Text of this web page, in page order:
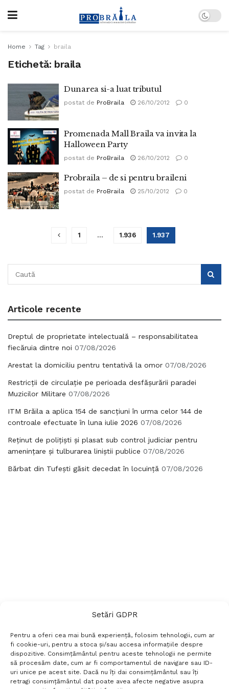
Setări GDPR
Pentru a oferi cea mai bună experiență, folosim tehnologii, cum ar
fi cookie-uri, pentru a stoca și/sau accesa informațiile despre
dispozitive. Consimțământul pentru aceste tehnologii ne permite
să procesăm date, cum ar fi comportamentul de navigare sau ID-
uri unice pe acest site. Dacă nu îți dai consimțământul sau îți
retragi consimțământul dat poate avea afecte negative asupra
Home Tag braila
Etichetă: braila
Dunarea si-a luat tributul
postat de ProBraila 26/10/2012 0
Promenada Mall Braila va invita la
Halloween Party
postat de ProBraila 26/10/2012 0
Probraila – de si pentru braileni
postat de ProBraila 25/10/2012 0
1 … 1.936 1.937
Articole recente
Dreptul de proprietate intelectuală – responsabilitatea
fiecăruia dintre noi 07/08/2026
Arestat la domiciliu pentru tentativă la omor 07/08/2026
Restricții de circulație pe perioada desfășurării paradei
Muzicilor Militare 07/08/2026
ITM Brăila a aplica 154 de sancțiuni în urma celor 144 de
controale efectuate în luna iulie 2026 07/08/2026
Reținut de polițiști și plasat sub control judiciar pentru
amenințare și tulburarea liniștii publice 07/08/2026
Bărbat din Tufești găsit decedat în locuință 07/08/2026
Termeni si conditii
Politică de confidențialitate